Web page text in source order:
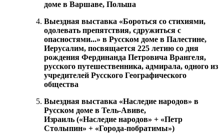
доме в Варшаве, Польша
Выездная выставка «Бороться со стихиями,
одолевать препятствия, сдружиться с
опасностями...» в Русском доме в Палестине,
Иерусалим, посвящается 225 летию со дня
рождения Фердинанда Петровича Врангеля,
русского путешественника, адмирала, одного из
учредителей Русского Географического
общества
Выездная выставка «Наследие народов» в
Русском доме в Тель-Авиве,
Израиль («Наследие народов» + «Петр
Столыпин» + «Города-побратимы»)